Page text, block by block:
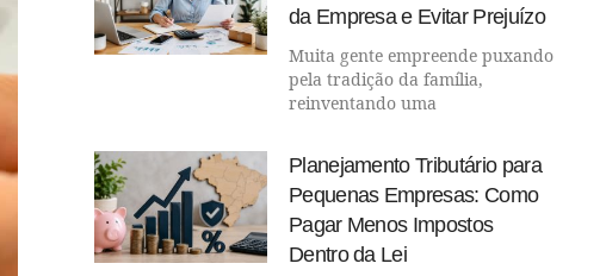
da Empresa e Evitar Prejuízo
Muita gente empreende puxando
pela tradição da família,
reinventando uma
Planejamento Tributário para
Pequenas Empresas: Como
Pagar Menos Impostos
Dentro da Lei